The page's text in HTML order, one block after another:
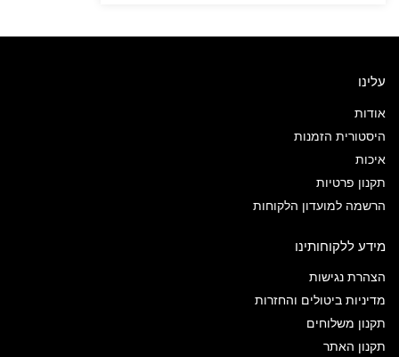
עלינו
אודות
היסטורית הזמנות
איכות
תקנון פרטיות
הרשמה למועדון הלקוחות
מידע ללקוחותינו
הצהרת נגישות
מדיניות ביטולים והחזרות
תקנון משלוחים
תקנון האתר